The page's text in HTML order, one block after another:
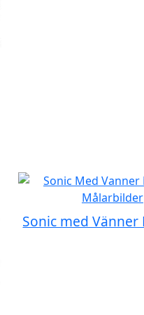
Sonic med